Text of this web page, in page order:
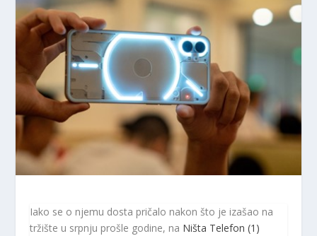
Iako se o njemu dosta pričalo nakon što je izašao na
tržište u srpnju prošle godine, na Ništa Telefon (1)